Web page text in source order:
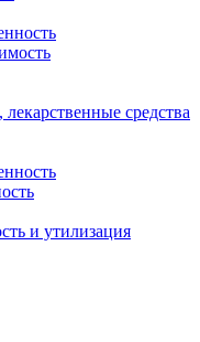
средства
и утилизация